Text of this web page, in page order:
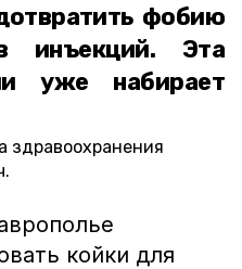
фобию
инъекций. Эта
уже набирает
здравоохранения
койки для